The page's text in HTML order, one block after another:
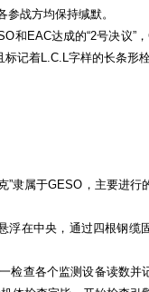
战方均保持缄默。
和EAC达成的“2号决议”
记着L.C.L字样的长条形
隶属于GESO，主要进
浮在中央，通过四根钢缆
查各个监测设备读数并